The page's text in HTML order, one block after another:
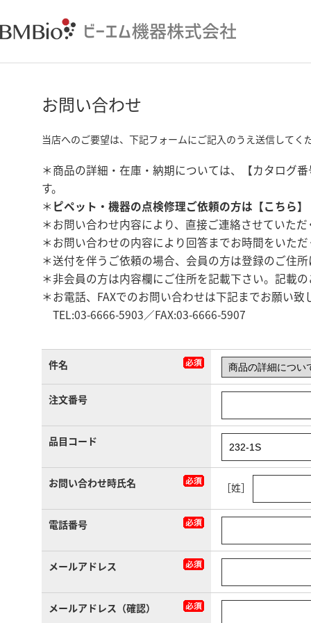
お問い合わせ
当店へのご要望は、下記フォームにご記入のうえ送信してく
＊商品の詳細・在庫・納期については、【カタログ
す。
＊ ピペット・機器の点検修理ご依頼の方は【こちら】
＊お問い合わせ内容により、直接ご連絡させていた
＊お問い合わせの内容により回答までお時間をいた
＊送付を伴うご依頼の場合、会員の方は登録のご住
＊非会員の方は内容欄にご住所を記載下さい。記載
＊お電話、FAXでのお問い合わせは下記までお願い致
TEL:03-6666-5903／FAX:03-6666-5907
件名
注文番号
品目コード
お問い合わせ時氏名 ［姓］
電話番号
メールアドレス
メールアドレス（確認）